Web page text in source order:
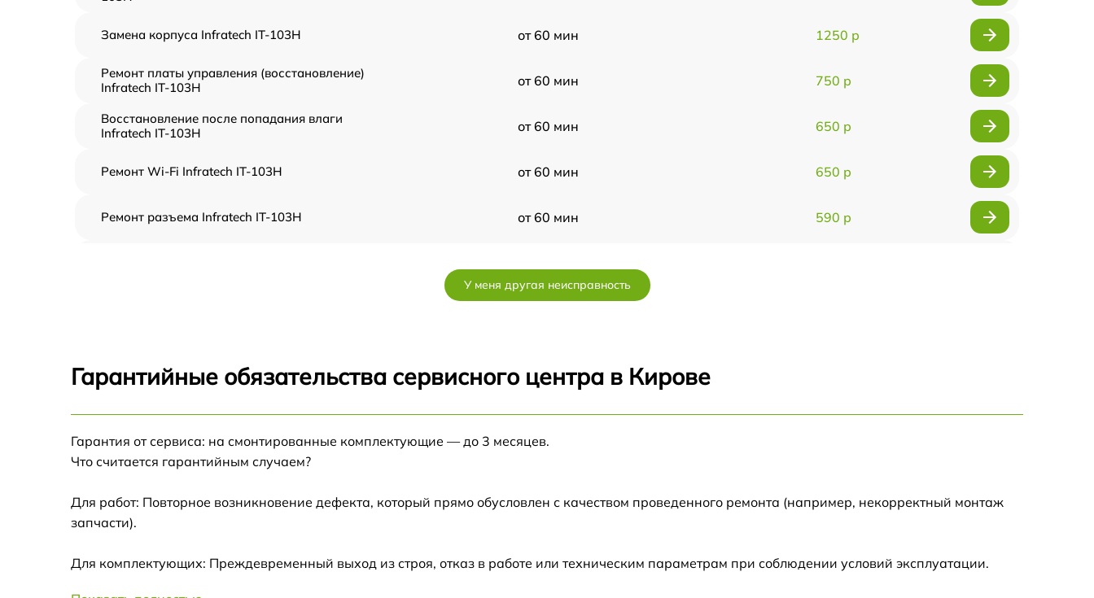
Замена корпуса Infratech IT-103Н от 60 мин 1250 р
Ремонт платы управления (восстановление)
Infratech IT-103Н
от 60 мин 750 р
Восстановление после попадания влаги
Infratech IT-103Н
от 60 мин 650 р
Ремонт Wi-Fi Infratech IT-103Н от 60 мин 650 р
Ремонт разъема Infratech IT-103Н от 60 мин 590 р
Замена процессора Infratech IT-103Н от 60 мин
У меня другая неисправность
Гарантийные обязательства сервисного центра в Кирове
Гарантия от сервиса: на смонтированные комплектующие — до 3 месяцев.
Что считается гарантийным случаем?
Для работ: Повторное возникновение дефекта, который прямо обусловлен с качеством проведенного ремонта (например, некорректный монтаж
запчасти).
Для комплектующих: Преждевременный выход из строя, отказ в работе или техническим параметрам при соблюдении условий эксплуатации.